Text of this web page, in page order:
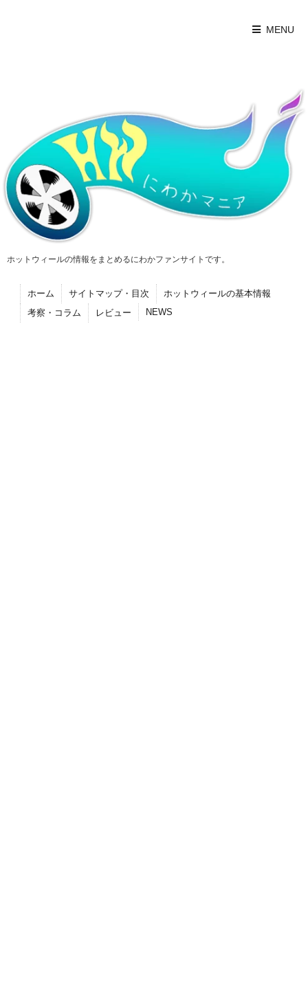
MENU
ホットウィールの情報をまとめるにわかファンサイトです。
ホーム サイトマップ・目次
ホットウィールの基本情報
考察・コラム
レビュー NEWS